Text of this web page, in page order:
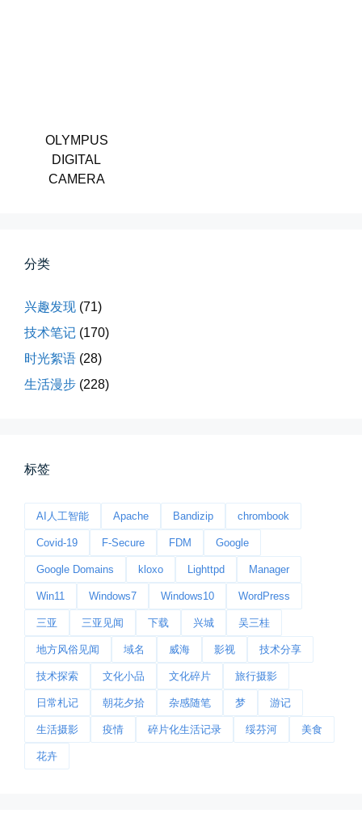
第一次用AI做视频，我把许嵩歌...
桃花乱落如红雨
李贺“桃花乱落如红雨”与纳兰性...
📅 03-22 09:31👤 Zairun
今日春分
早晨外面阴天，等我在厨房把热的...
📅 03-20 06:35👤 Zairun
影子是我的情人
OLYMPUS
DIGITAL
CAMERA
分类
兴趣发现 (71)
技术笔记 (170)
时光絮语 (28)
生活漫步 (228)
标签
AI人工智能 Apache Bandizip chrombook
Covid-19 F-Secure FDM Google
Google Domains kloxo Lighttpd Manager
Win11 Windows7 Windows10 WordPress
三亚 三亚见闻 下载 兴城 吴三桂
地方风俗见闻 域名 威海 影视 技术分享
技术探索 文化小品 文化碎片 旅行摄影
日常札记 朝花夕拾 杂感随笔 梦 游记
生活摄影 疫情 碎片化生活记录 绥芬河 美食
花卉